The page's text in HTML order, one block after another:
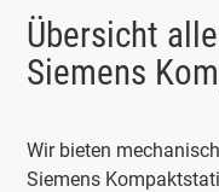
Suchbegriffe
Übersicht
Siemens
Wir bieten
Siemens